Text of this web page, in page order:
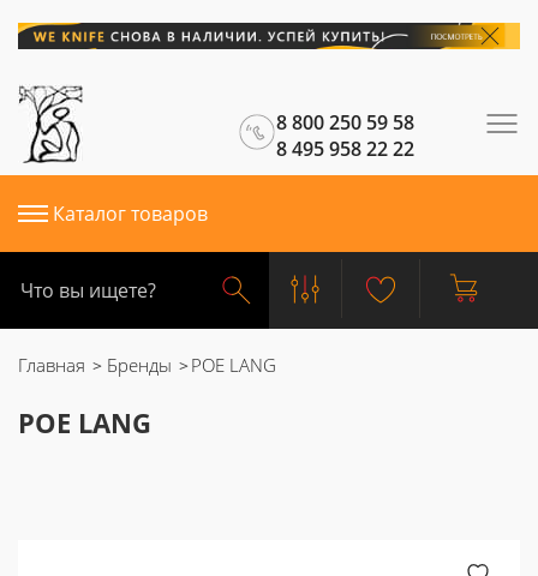
8 800 250 59 58
8 495 958 22 22
Каталог товаров
Главная Бренды POE LANG
POE LANG